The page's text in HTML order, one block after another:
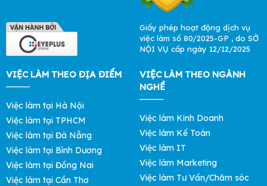
Giấy phép hoạt động dịch vụ
việc làm số 80/2025-GP , do SỞ
NỘI VỤ cấp ngày 12/12/2025
VIỆC LÀM THEO ĐỊA ĐIỂM
Việc làm tại Hà Nội
Việc làm tại TPHCM
Việc làm tại Đà Nẵng
Việc làm tại Bình Dương
Việc làm tại Đồng Nai
Việc làm tại Cần Thơ
VIỆC LÀM THEO NGÀNH
NGHỀ
Việc làm Kinh Doanh
Việc làm Kế Toán
Việc làm IT
Việc làm Marketing
Việc làm Tư Vấn/Chăm sóc